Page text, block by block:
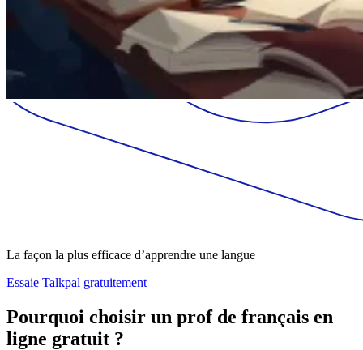
La façon la plus efficace d’apprendre une langue
Essaie Talkpal gratuitement
Pourquoi choisir un prof de français en
ligne gratuit ?